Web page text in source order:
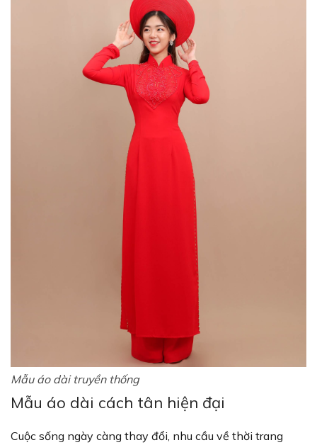
Mẫu áo dài truyền thống
Mẫu áo dài cách tân hiện đại
Cuộc sống ngày càng thay đổi, nhu cầu về thời trang